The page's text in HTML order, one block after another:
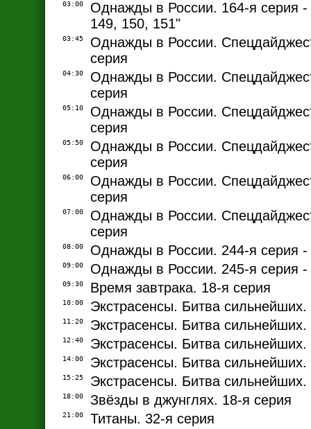
03:00
Однажды в России. 164-я серия
149, 150, 151"
03:45
Однажды в России.
серия
04:30
Однажды в России.
серия
05:10
Однажды в России.
серия
05:50
Однажды в России.
серия
06:00
Однажды в России.
серия
07:00
Однажды в России.
серия
08:00 Однажды в России. 244-я серия
09:00 Однажды в России. 245-я серия
09:30 Время завтрака. 18-я серия
10:00 Экстрасенсы. Битва сильнейших.
11:20 Экстрасенсы. Битва сильнейших.
12:40 Экстрасенсы. Битва сильнейших.
14:00 Экстрасенсы. Битва сильнейших.
15:25 Экстрасенсы. Битва сильнейших.
18:00 Звёзды в джунглях. 18-я серия
21:00 Титаны. 32-я серия